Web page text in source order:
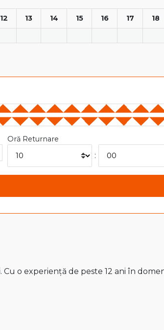
12 13 14 15 16 17 18
Oră Returnare
:
o experiență de peste 12 ani în